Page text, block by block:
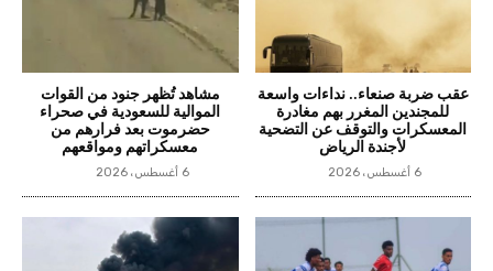
عقب ضربة صنعاء.. نداءات واسعة
للمجندين المغرر بهم مغادرة
المعسكرات والتوقف عن التضحية
لأجندة الرياض
6 أغسطس، 2026
مشاهد تُظهر جنود من القوات
الموالية للسعودية في صحراء
حضرموت بعد فرارهم من
معسكراتهم ومواقعهم
6 أغسطس، 2026